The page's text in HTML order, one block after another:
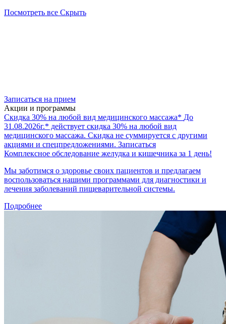
Посмотреть все Скрыть
Записаться на прием
Акции и программы
Скидка 30% на любой вид медицинского массажа* До
31.08.2026г.* действует скидка 30% на любой вид
медицинского массажа. Скидка не суммируется с другими
акциями и спецпредложениями. Записаться
Комплексное обследование желудка и кишечника за 1 день!
Мы заботимся о здоровье своих пациентов и предлагаем
воспользоваться нашими программами для диагностики и
лечения заболеваний пищеварительной системы.
Подробнее